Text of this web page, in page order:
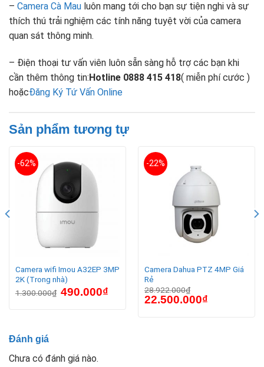
– Camera Cà Mau luôn mang tới cho bạn sự tiện nghi và sự
thích thú trải nghiệm các tính năng tuyệt vời của camera
quan sát thông minh.
– Điện thoại tư vấn viên luôn sẵn sàng hỗ trợ các bạn khi
cần thêm thông tin:Hotline 0888 415 418( miễn phí cước )
hoặcĐăng Ký Tứ Vấn Online
Sản phẩm tương tự
-62%
Camera wifi Imou A32EP 3MP
2K (Trong nhà)
1.300.000₫ 490.000₫
-22%
Camera Dahua PTZ 4MP Giá
Rẻ
28.922.000₫
22.500.000₫
Đánh giá
Chưa có đánh giá nào.